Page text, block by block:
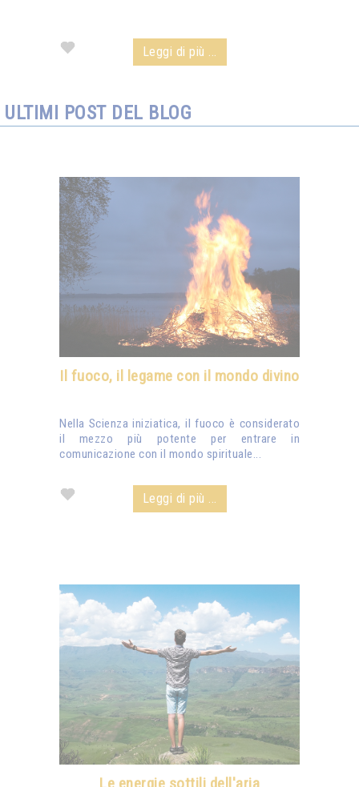
Leggi di più ...
ULTIMI POST DEL BLOG
Il fuoco, il legame con il mondo divino
Nella Scienza iniziatica, il fuoco è considerato
il mezzo più potente per entrare in
comunicazione con il mondo spirituale...
Leggi di più ...